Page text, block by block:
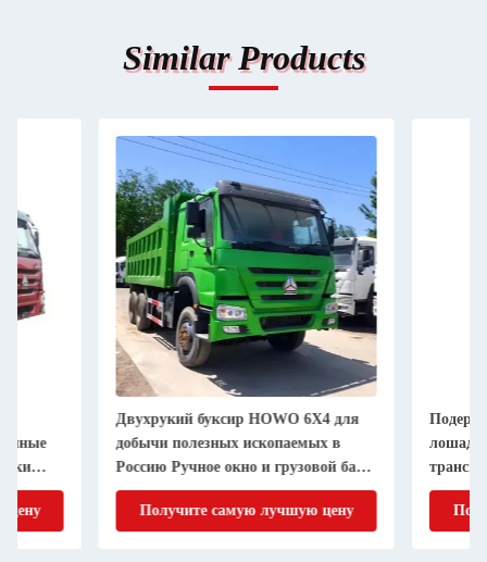
Similar Products
Двухрукий буксир HOWO 6X4 для
добычи полезных ископаемых в
Россию Ручное окно и грузовой бак
5.3-6.2М
Получите самую лучшую цену
Подержанный
лошадиных сил
транспорт для
ископаемых без
Получите